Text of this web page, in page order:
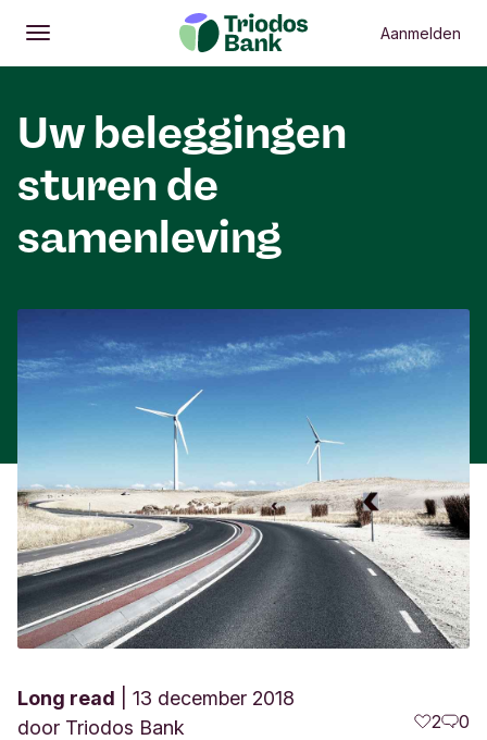
Openen
Hoofdmenu Aanmelden
Uw beleggingen
sturen de
samenleving
Long read
13 december 2018
door Triodos Bank 2 0